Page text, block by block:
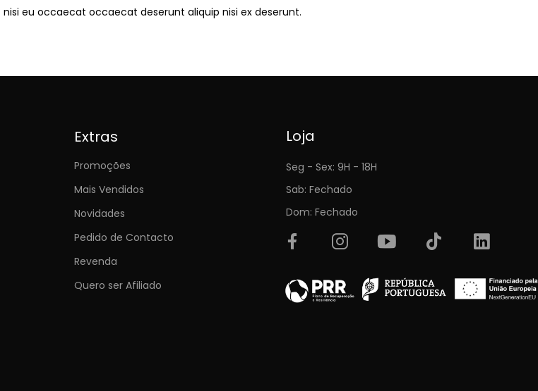
eu occaecat occaecat deserunt aliquip nisi ex deserunt.
Extras
Promoções
Mais Vendidos
Novidades
Pedido de Contacto
Revenda
Quero ser Afiliado
Loja
Seg - Sex: 9H - 18H
Sab: Fechado
Dom: Fechado